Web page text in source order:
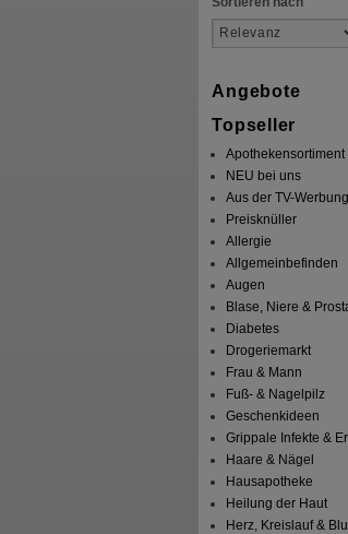
Angebote
Topseller
Apothekensortiment
NEU bei uns
Aus der TV-Werbung
Preisknüller
Allergie
Allgemeinbefinden
Augen
Blase, Niere &
Diabetes
Drogeriemarkt
Frau & Mann
Fuß- & Nagelpilz
Geschenkideen
Grippale Infekte &
Haare & Nägel
Hausapotheke
Heilung der Haut
Herz, Kreislauf &